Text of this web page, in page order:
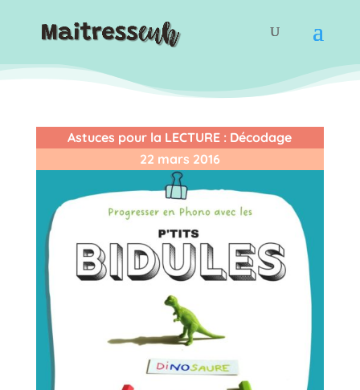
Astuces pour la LECTURE : Décodage
22 mars 2016